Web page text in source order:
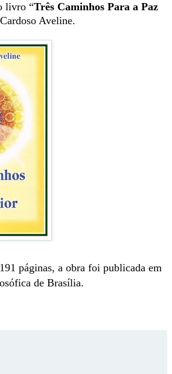
livro “Três Caminhos Para a Paz
Aveline.
páginas, a obra foi publicada em
de Brasília.